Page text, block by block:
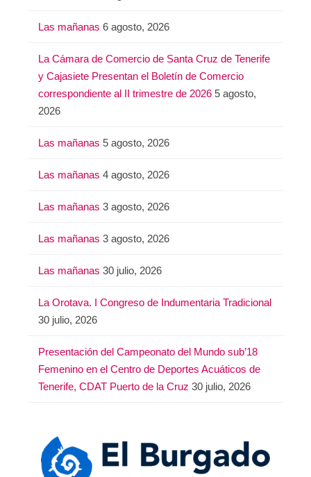
Las mañanas 6 agosto, 2026
La Cámara de Comercio de Santa Cruz de Tenerife
y Cajasiete Presentan el Boletín de Comercio
correspondiente al II trimestre de 2026 5 agosto,
2026
Las mañanas 5 agosto, 2026
Las mañanas 4 agosto, 2026
Las mañanas 3 agosto, 2026
Las mañanas 3 agosto, 2026
Las mañanas 30 julio, 2026
La Orotava. I Congreso de Indumentaria Tradicional
30 julio, 2026
Presentación del Campeonato del Mundo sub’18
Femenino en el Centro de Deportes Acuáticos de
Tenerife, CDAT Puerto de la Cruz 30 julio, 2026